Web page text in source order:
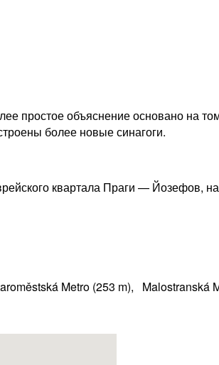
простое объяснение основано на
более новые синагоги.
квартала Праги — Йозефов,
Metro (253 m), Malostranská